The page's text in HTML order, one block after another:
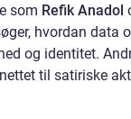
som Refik Anadol
hvordan data
og identitet.
til satiriske